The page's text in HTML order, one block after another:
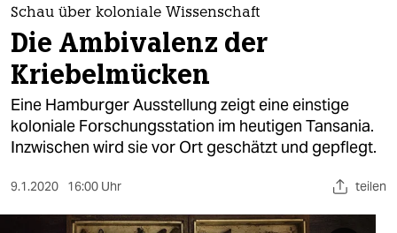
themen
politik
öko
gesellschaft
sport
Schau über koloniale Wissenschaft
Die Ambivalenz der
Kriebelmücken
Eine Hamburger Ausstellung zeigt eine einstige
koloniale Forschungsstation im heutigen Tansania.
Inzwischen wird sie vor Ort geschätzt und gepflegt.
9.1.2020 16:00 Uhr teilen